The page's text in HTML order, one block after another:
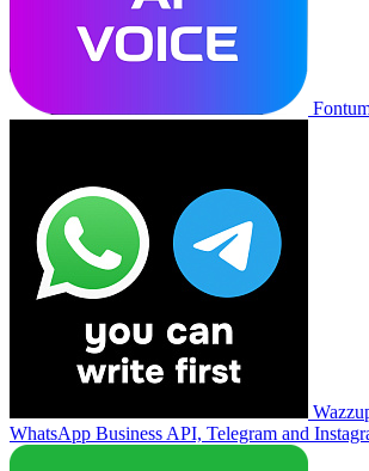
WhatsApp Business API, Telegram and